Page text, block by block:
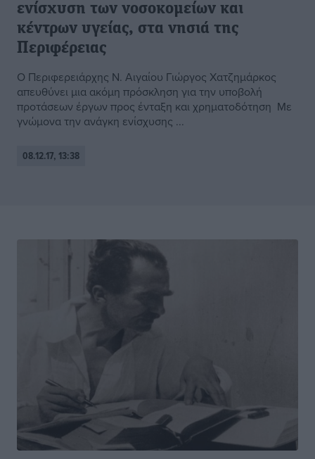
ενίσχυση των νοσοκομείων και
κέντρων υγείας, στα νησιά της
Περιφέρειας
Ο Περιφερειάρχης Ν. Αιγαίου Γιώργος Χατζημάρκος
απευθύνει μια ακόμη πρόσκληση για την υποβολή
προτάσεων έργων προς ένταξη και χρηματοδότηση Με
γνώμονα την ανάγκη ενίσχυσης ...
08.12.17, 13:38